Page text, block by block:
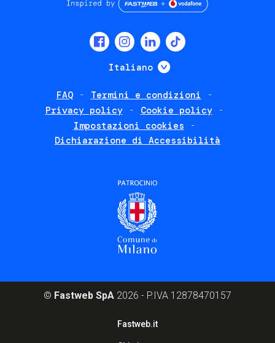
Italiano Mostra ulteriori
FAQ
Termini e condizioni
Privacy policy
Cookie policy
Impostazioni cookies
Dichiarazione di Accessibilità
© Fastweb SpA 2026 - P.IVA 12878470157
Fastweb.it